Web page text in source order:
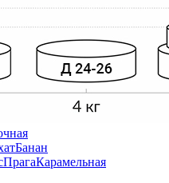
Банан
ПрагаКарамельная